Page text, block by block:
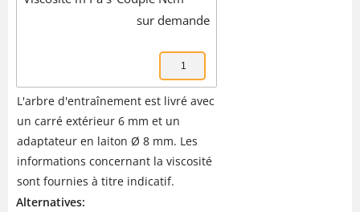
sur demande
L'arbre d'entraînement est livré avec
un carré extérieur 6 mm et un
adaptateur en laiton Ø 8 mm. Les
informations concernant la viscosité
sont fournies à titre indicatif.
Alternatives: